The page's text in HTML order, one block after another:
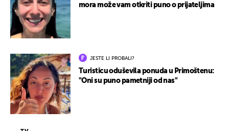
mora može vam otkriti puno o prijateljima
JESTE LI PROBALI?
Turisticu oduševila ponuda u Primoštenu:
"Oni su puno pametniji od nas"